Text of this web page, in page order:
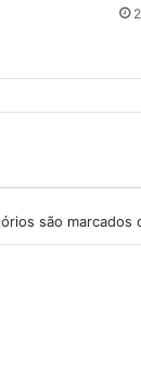
são marcados